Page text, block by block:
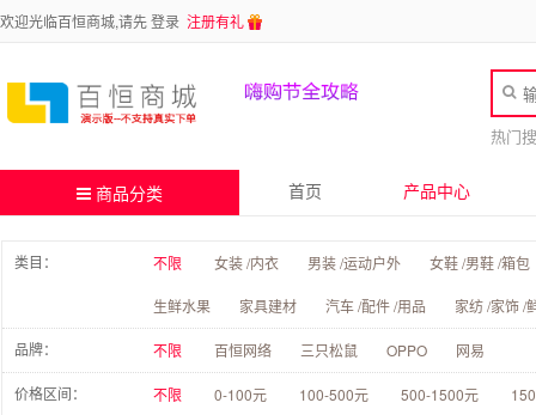
欢迎光临百恒商城,请先登录 注册有礼
热门
商品分类 首页 产品中心
类目： 不限 女装 /内衣 男装 /运动户外 女鞋 /男鞋 /箱包
生鲜水果 家具建材 汽车 /配件 /用品 家纺 /家饰 /
品牌： 不限 百恒网络 三只松鼠 OPPO 网易
价格区间： 不限 0-100元 100-500元 500-1500元